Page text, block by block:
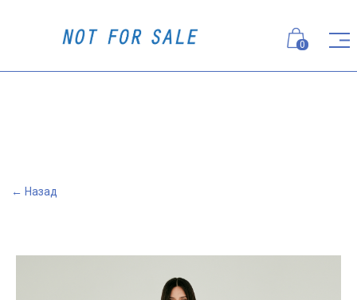
0
← Назад